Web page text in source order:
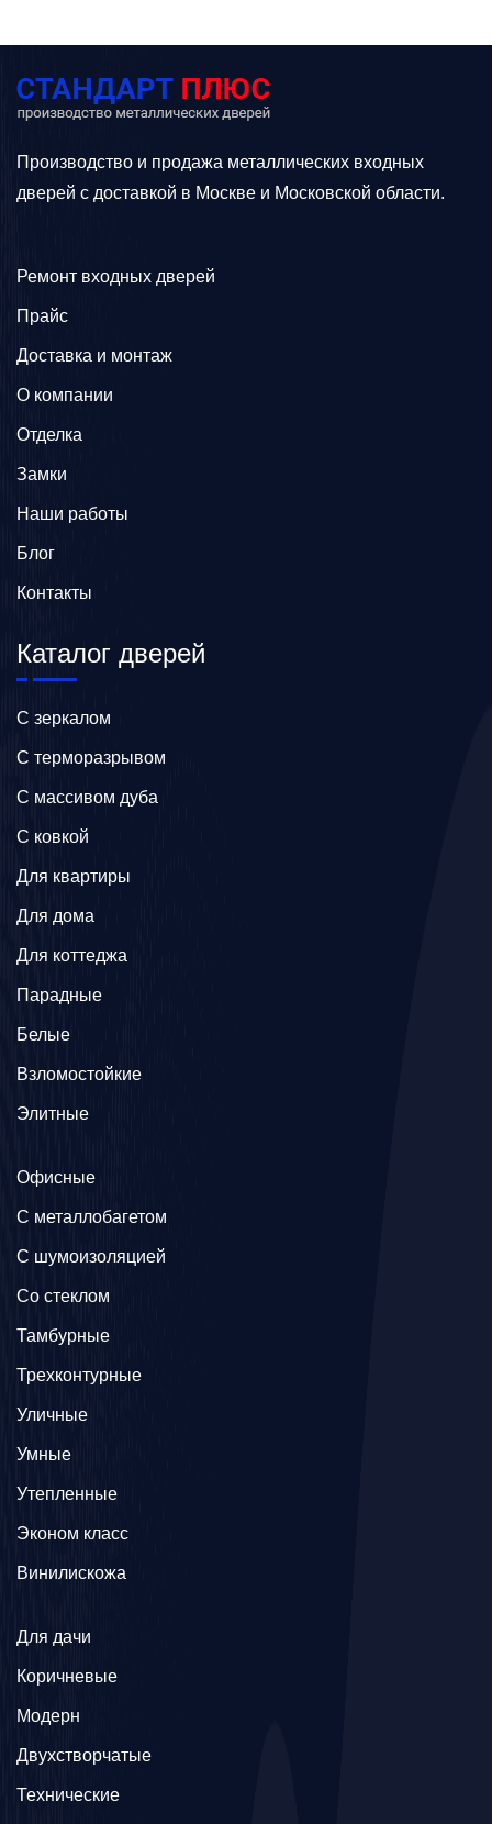
Производство и продажа металлических входных
дверей с доставкой в Москве и Московской области.
Ремонт входных дверей
Прайс
Доставка и монтаж
О компании
Отделка
Замки
Наши работы
Блог
Контакты
Каталог дверей
C зеркалом
C терморазрывом
C массивом дуба
C ковкой
Для квартиры
Для дома
Для коттеджа
Парадные
Белые
Взломостойкие
Элитные
Офисные
C металлобагетом
С шумоизоляцией
Со стеклом
Тамбурные
Трехконтурные
Уличные
Умные
Утепленные
Эконом класс
Винилискожа
Для дачи
Коричневые
Модерн
Двухстворчатые
Технические